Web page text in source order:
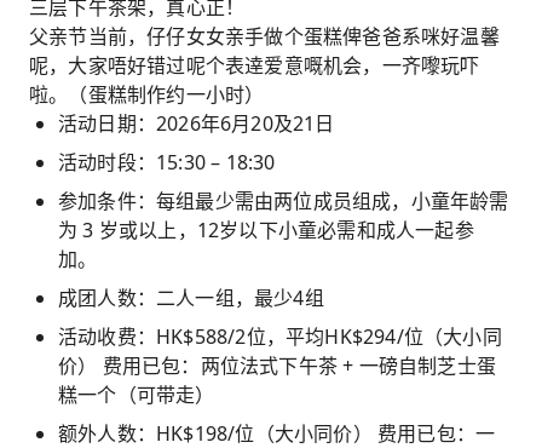
三层下午茶架，真心正！
父亲节当前，仔仔女女亲手做个蛋糕俾爸爸系咪好温馨
呢，大家唔好错过呢个表逹爱意嘅机会，一齐嚟玩吓
啦。（蛋糕制作约一小时）
活动日期：2026年6月20及21日
活动时段：15:30 – 18:30
参加条件：每组最少需由两位成员组成，小童年龄需
为 3 岁或以上，12岁以下小童必需和成人一起参
加。
成团人数：二人一组，最少4组
活动收费：HK$588/2位，平均HK$294/位（大小同
价） 费用已包：两位法式下午茶 + 一磅自制芝士蛋
糕一个（可带走）
额外人数：HK$198/位（大小同价） 费用已包：一